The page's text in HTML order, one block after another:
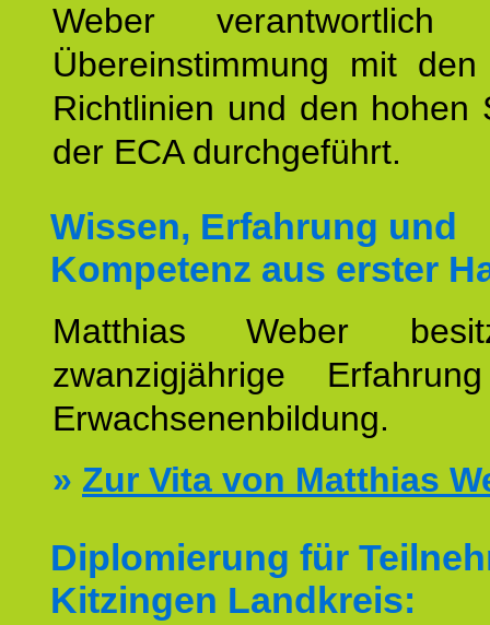
Weber
Übereinstimmung mit den
Richtlinien und den hohen
der ECA durchgeführt.
Wissen, Erfahrung und
Kompetenz aus erster
Matthias Weber
zwanzigjährige
Erwachsenenbildung.
» Zur Vita von Matthias
Diplomierung für
Kitzingen Landkreis: